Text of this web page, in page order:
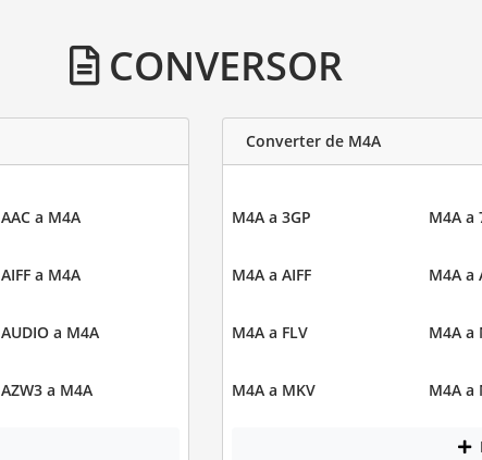
CONVERSOR
AAC a M4A
AIFF a M4A
AUDIO a M4A
AZW3 a M4A
Converter de M4A
M4A a 3GP M4A a
M4A a AIFF M4A a
M4A a FLV M4A a
M4A a MKV M4A a